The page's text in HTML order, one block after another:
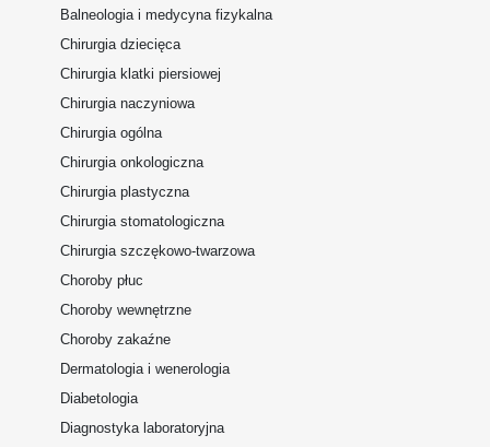
Balneologia i medycyna fizykalna
Chirurgia dziecięca
Chirurgia klatki piersiowej
Chirurgia naczyniowa
Chirurgia ogólna
Chirurgia onkologiczna
Chirurgia plastyczna
Chirurgia stomatologiczna
Chirurgia szczękowo-twarzowa
Choroby płuc
Choroby wewnętrzne
Choroby zakaźne
Dermatologia i wenerologia
Diabetologia
Diagnostyka laboratoryjna